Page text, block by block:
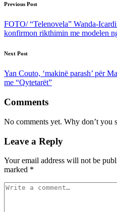
Post
navigation
Previous Post
FOTO/ “Telenovela” Wanda-
konfirmon rikthimin me modelen
Next Post
Yan Couto, ‘makinë parash’ për
me “Qytetarët”
Comments
No comments yet. Why don’t you
Leave a Reply
Your email address will not be
marked *